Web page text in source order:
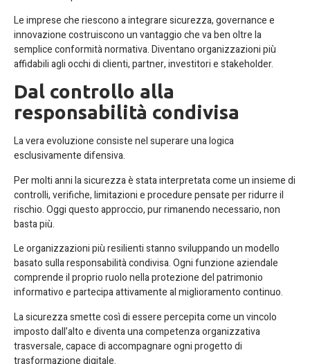
Le imprese che riescono a integrare sicurezza, governance e
innovazione costruiscono un vantaggio che va ben oltre la
semplice conformità normativa. Diventano organizzazioni più
affidabili agli occhi di clienti, partner, investitori e stakeholder.
Dal controllo alla
responsabilità condivisa
La vera evoluzione consiste nel superare una logica
esclusivamente difensiva.
Per molti anni la sicurezza è stata interpretata come un insieme di
controlli, verifiche, limitazioni e procedure pensate per ridurre il
rischio. Oggi questo approccio, pur rimanendo necessario, non
basta più.
Le organizzazioni più resilienti stanno sviluppando un modello
basato sulla responsabilità condivisa. Ogni funzione aziendale
comprende il proprio ruolo nella protezione del patrimonio
informativo e partecipa attivamente al miglioramento continuo.
La sicurezza smette così di essere percepita come un vincolo
imposto dall’alto e diventa una competenza organizzativa
trasversale, capace di accompagnare ogni progetto di
trasformazione digitale.